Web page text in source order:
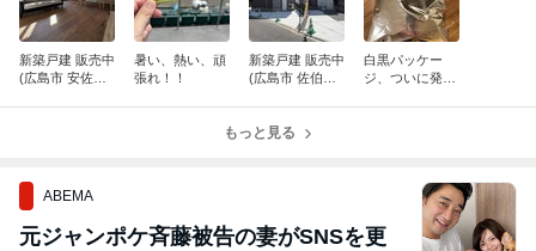
新築戸建 販売中
(広島市 安佐南
暑い、熱い、頑
張れ！！
新築戸建 販売中
(広島市 佐伯
白黒パッケー
ジ、ついに発
もっと見る
ABEMA
元ジャンポケ斉藤被告の妻がSNSを更